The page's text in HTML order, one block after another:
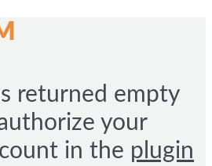
returned empty
your
in the plugin